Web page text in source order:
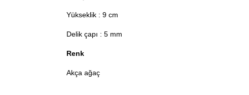
Yükseklik : 9 cm
Delik çapı : 5 mm
Renk
Akça ağaç